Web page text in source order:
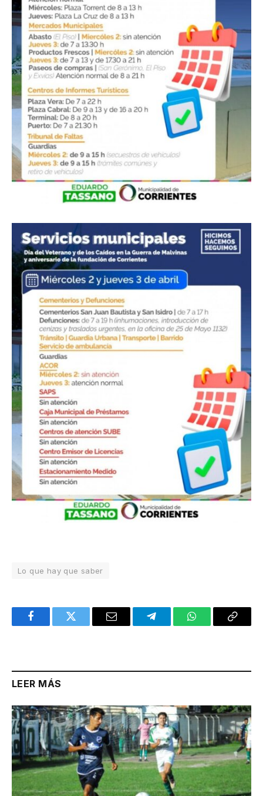
Lo que hay que saber
FacebookTwitter Email TelegramWhatsAppCopy
LEER MÁS